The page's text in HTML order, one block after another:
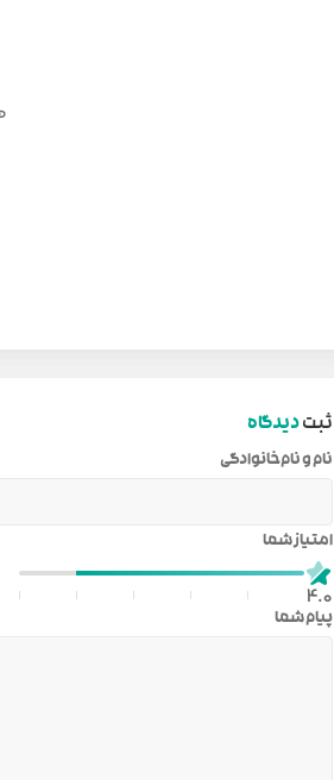
ثبتدیدگاه
امتیاز شما
4.0
پیام شما
نام و نام‌خانوادگی